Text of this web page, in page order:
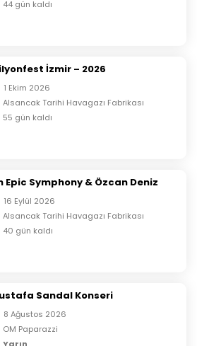
44 gün kaldı
İzmir – 2026
1 Ekim 2026
Alsancak Tarihi Havagazı Fabrikası
55 gün kaldı
Epic Symphony & Özcan Deniz
16 Eylül 2026
Alsancak Tarihi Havagazı Fabrikası
40 gün kaldı
Sandal Konseri
8 Ağustos 2026
OM Paparazzi